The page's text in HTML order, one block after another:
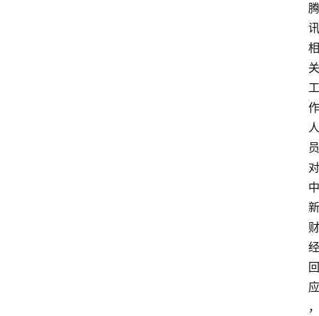
腾
讯
相
关
工
作
人
员
对
中
新
财
经
回
应
，